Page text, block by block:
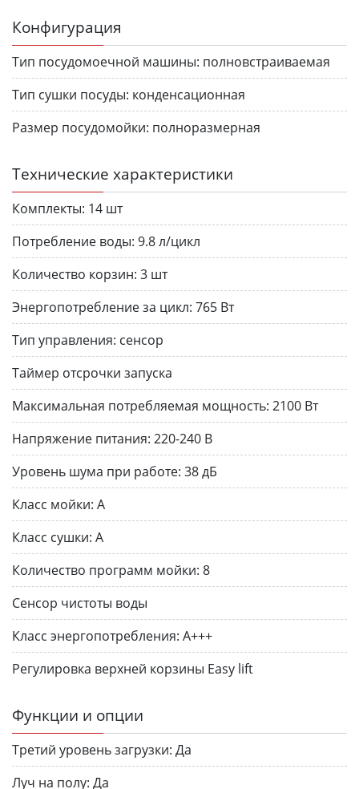
Конфигурация
Тип посудомоечной машины: полновстраиваемая
Тип сушки посуды: конденсационная
Размер посудомойки: полноразмерная
Технические характеристики
Комплекты: 14 шт
Потребление воды: 9.8 л/цикл
Количество корзин: 3 шт
Энергопотребление за цикл: 765 Вт
Тип управления: сенсор
Таймер отсрочки запуска
Максимальная потребляемая мощность: 2100 Вт
Напряжение питания: 220-240 В
Уровень шума при работе: 38 дБ
Класс мойки: А
Класс сушки: А
Количество программ мойки: 8
Сенсор чистоты воды
Класс энергопотребления: A+++
Регулировка верхней корзины Easy lift
Функции и опции
Третий уровень загрузки: Да
Луч на полу: Да